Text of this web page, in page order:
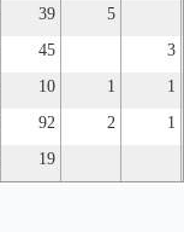
39
5
45
3
10 1
1
92 2
1
19